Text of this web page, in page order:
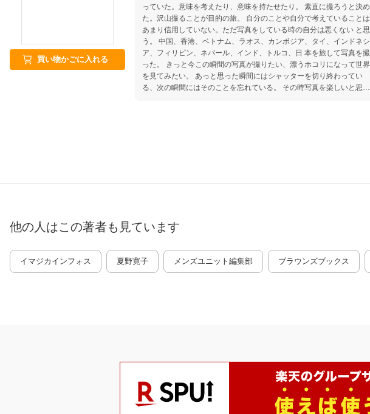
買い物かごに入れる
っていた。意味を考えたり、意味を持たせたり。 素直に撮ろうと決め
た。沢山撮ることが目的の旅。 自分のことや自分で考えていることは
あまり信用していない。ただ写真をしている時の自分は悪くない と思
う。 中国、香港、ベトナム、ラオス、カンボジア、タイ、インドネシ
ア、フィリピン、ネパール、インド、トルコ、日 本を旅して写真を撮
った。 きっと今この瞬間の写真が撮りたい、漂うホコリになって世界
を見てみたい。 あっと思った瞬間にはシャッターを切り終わってい
る、次の瞬間にはそのことを忘れている。 その時写真を楽しいと思
他の人はこの著者も見ています
イマジカインフォス 夏野寛子 メンズユニット編集部 ブラウンズブックス